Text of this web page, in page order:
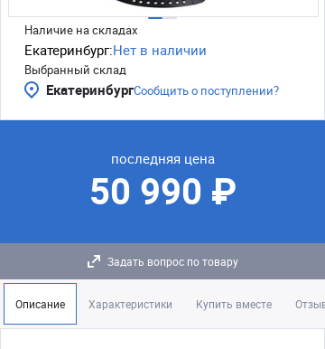
Наличие на складах
Екатеринбург:Нет в наличии
Выбранный склад
ЕкатеринбургСообщить о поступлении?
последняя цена
50 990 ₽
Задать вопрос по товару
Описание Характеристики Купить вместе